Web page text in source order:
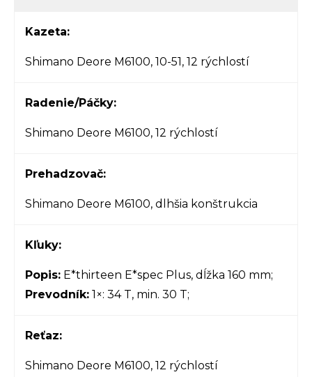
Kazeta:
Shimano Deore M6100, 10-51, 12 rýchlostí
Radenie/Páčky:
Shimano Deore M6100, 12 rýchlostí
Prehadzovač:
Shimano Deore M6100, dlhšia konštrukcia
Kľuky:
Popis: E*thirteen E*spec Plus, dĺžka 160 mm;
Prevodník: 1×: 34 T, min. 30 T;
Reťaz:
Shimano Deore M6100, 12 rýchlostí